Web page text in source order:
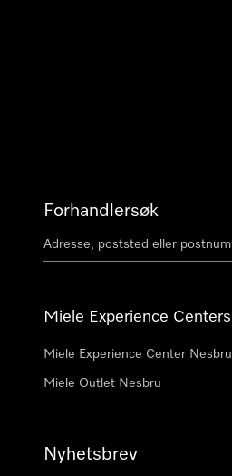
Forhandlersøk
Miele Experience Centers
Miele Experience Center Nesbru
Miele Outlet Nesbru
Nyhetsbrev